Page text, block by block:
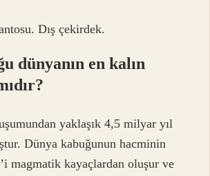
Dış çekirdek.
dünyanın en kalın
yaklaşık 4,5 milyar yıl
Dünya kabuğunun hacminin
magmatik kayaçlardan oluşur ve